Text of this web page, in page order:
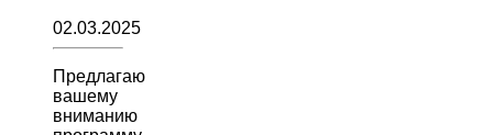
02.03.2025
Предлагаю
вашему
вниманию